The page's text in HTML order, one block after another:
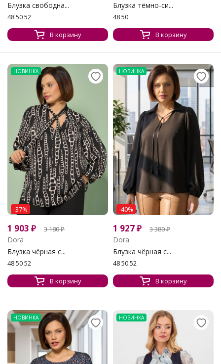
Блузка свободна...
48 50 52
В корзину
Блузка тёмно-си...
48 50
В корзину
НОВИНКА
-37%
1 903 ₽ 3 180₽
Dora
Блузка чёрная с...
48 50 52
В корзину
НОВИНКА
-40%
1 927₽ 3 380₽
Dora
Блузка чёрная с...
48 50 52
В корзину
НОВИНКА НОВИНКА